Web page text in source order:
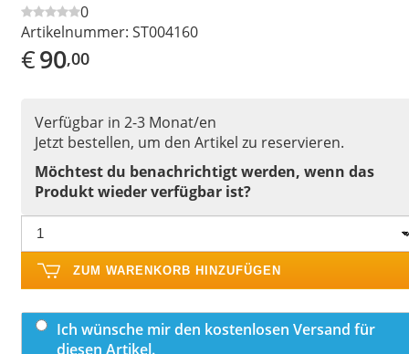
0
Artikelnummer: ST004160
€90,00
Verfügbar in 2-3 Monat/en
Jetzt bestellen, um den Artikel zu reservieren.
Möchtest du benachrichtigt werden, wenn das
Produkt wieder verfügbar ist?
ZUM WARENKORB HINZUFÜGEN
Ich wünsche mir den kostenlosen Versand für
diesen Artikel.